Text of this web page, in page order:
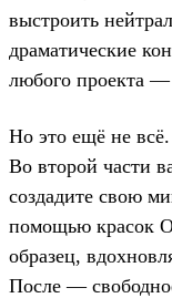
выстроить
драматические
любого проекта —
Но это ещё не всё.
Во второй части
создадите свою
помощью красок
образец,
После —